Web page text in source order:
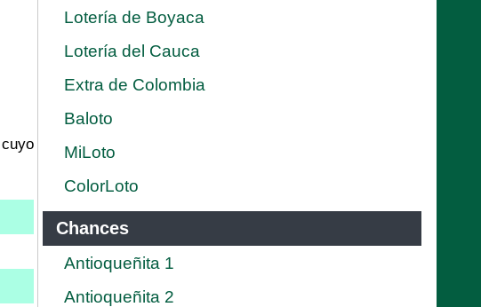
cuyo
Lotería de Boyaca
Lotería del Cauca
Extra de Colombia
Baloto
MiLoto
ColorLoto
Chances
Antioqueñita 1
Antioqueñita 2